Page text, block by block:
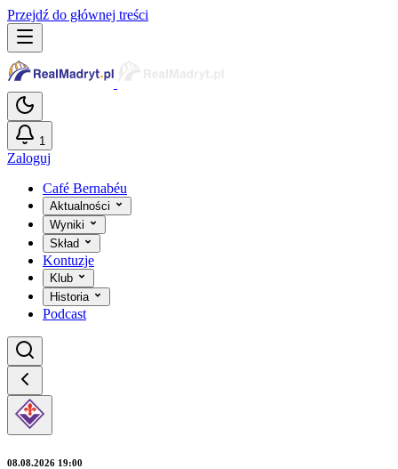
Przejdź do głównej treści
1
Zaloguj
Café Bernabéu
Aktualności
Wyniki
Skład
Kontuzje
Klub
Historia
Podcast
08.08.2026 19:00